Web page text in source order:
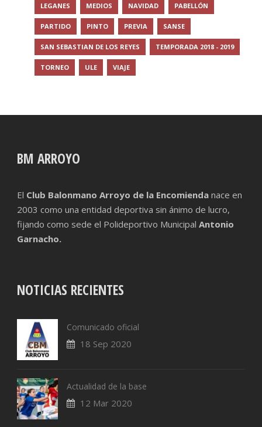
LEGANES MEDIOS NAVIDAD PABELLÓN
PARTIDO PINTO PREVIA SANSE
SAN SEBASTIAN DE LOS REYES TEMPORADA 2018 - 2019
TORNEO ULE VIAJE
BM ARROYO
El Club Balonmano Arroyo de la Encomienda nace en
2003 como una entidad deportiva sin ánimo de lucro,
fijando como sede el Polideportivo Municipal Antonio
Garnacho.
NOTICIAS RECIENTES
Comunicado oficial
18 Sep 2020
Actualidad de la base
12 Mar 2020